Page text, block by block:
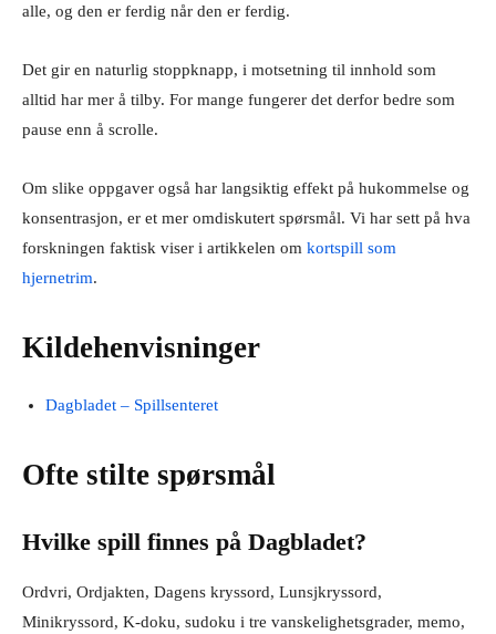
alle, og den er ferdig når den er ferdig.
Det gir en naturlig stoppknapp, i motsetning til innhold som
alltid har mer å tilby. For mange fungerer det derfor bedre som
pause enn å scrolle.
Om slike oppgaver også har langsiktig effekt på hukommelse og
konsentrasjon, er et mer omdiskutert spørsmål. Vi har sett på hva
forskningen faktisk viser i artikkelen om kortspill som
hjernetrim.
Kildehenvisninger
Dagbladet – Spillsenteret
Ofte stilte spørsmål
Hvilke spill finnes på Dagbladet?
Ordvri, Ordjakten, Dagens kryssord, Lunsjkryssord,
Minikryssord, K-doku, sudoku i tre vanskelighetsgrader, memo,